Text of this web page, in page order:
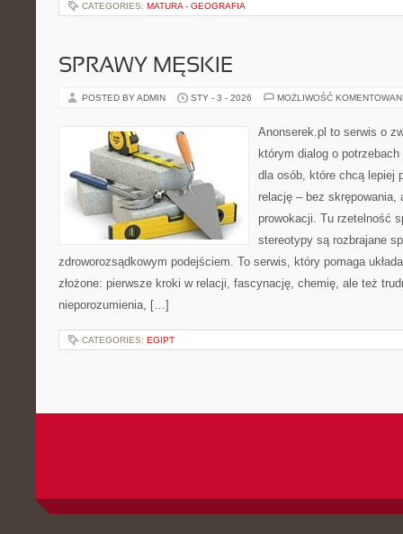
CATEGORIES: MATURA - GEOGRAFIA
SPRAWY MĘSKIE
POSTED BY ADMIN STY - 3 - 2026 MOŻLIWOŚĆ
Anonserek.pl to serwis o
którym dialog o
dla osób, które chcą lepiej
relację – bez skrępowania,
prowokacji. Tu rzetelność
stereotypy są rozbrajane
zdroworozsądkowym podejściem. To serwis, który pomaga
złożone: pierwsze kroki w relacji, fascynację, chemię, ale też
nieporozumienia, […]
CATEGORIES: EGIPT